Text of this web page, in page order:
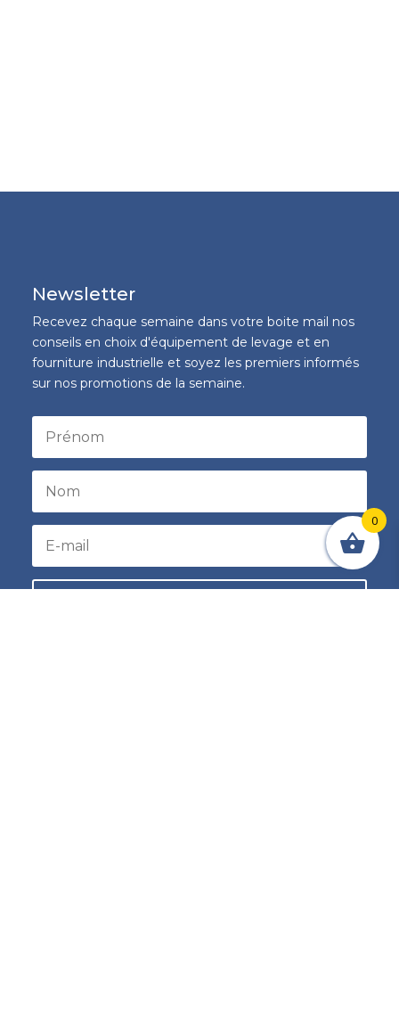
Newsletter
Recevez chaque semaine dans votre boite mail nos
conseils en choix d'équipement de levage et en
fourniture industrielle et soyez les premiers informés
sur nos promotions de la semaine.
0